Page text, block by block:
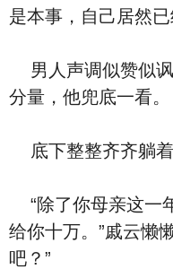
是本事，自己居然
男人声调似赞似
分量，他兜底一看。
底下整整齐齐躺着
“除了你母亲这一
给你十万。”戚云懒
吧？”